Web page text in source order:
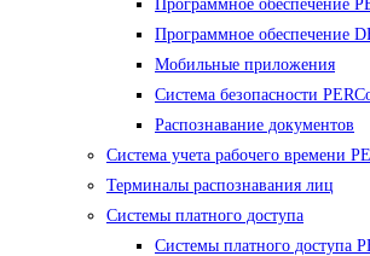
Программное обеспечение
Программное обеспечение
Мобильные приложения
Система безопасности
Распознавание документов
Система учета рабочего времени
Терминалы распознавания лиц
Cистемы платного доступа
Системы платного доступа